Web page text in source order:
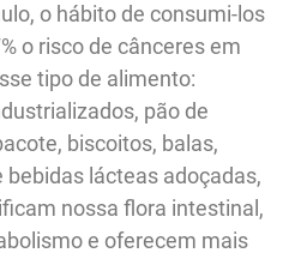
o hábito de consumi-los
o risco de cânceres em
tipo de alimento:
pão de
biscoitos, balas,
lácteas adoçadas,
nossa flora intestinal,
e oferecem mais